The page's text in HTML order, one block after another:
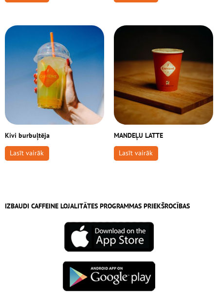
Kivi burbuļtēja
Lasīt vairāk
MANDEĻU LATTE
Lasīt vairāk
IZBAUDI CAFFEINE LOJALITĀTES PROGRAMMAS PRIEKŠROCĪBAS